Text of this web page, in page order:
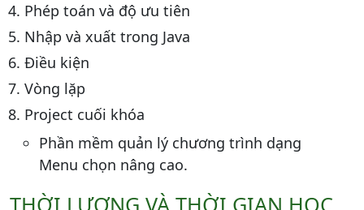
Phép toán và độ ưu tiên
Nhập và xuất trong Java
Điều kiện
Vòng lặp
Project cuối khóa
Phần mềm quản lý chương trình dạng
Menu chọn nâng cao.
THỜI LƯỢNG VÀ THỜI GIAN HỌC